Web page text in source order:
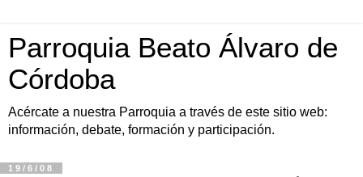
Parroquia Beato Álvaro de
Córdoba
Acércate a nuestra Parroquia a través de este sitio web:
información, debate, formación y participación.
19/6/08